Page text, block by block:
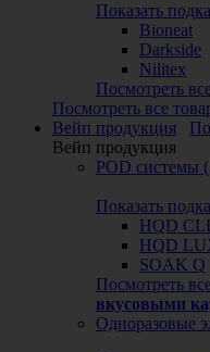
Показать
Bioneat
Darkside
Nilitex
Посмотреть
Посмотреть все
Вейп продукция
Вейп продукция
POD системы
Показать
HQD
HQD
SOAK Q
Посмотреть
вкусовыми
Одноразовые